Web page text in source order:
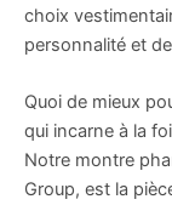
choix
personnalité et
Quoi de mieux
qui incarne à la
Notre montre
Group, est la